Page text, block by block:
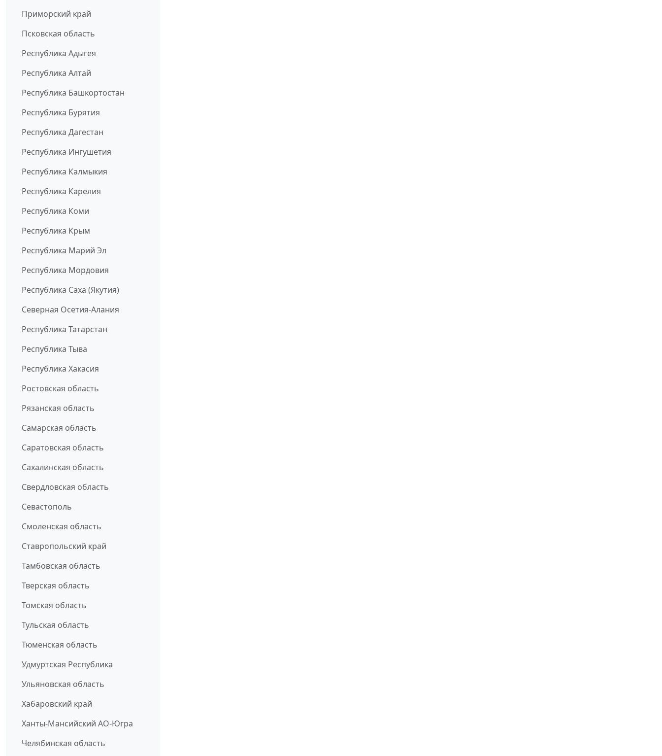
Приморский край
Псковская область
Республика Адыгея
Республика Алтай
Республика Башкортостан
Республика Бурятия
Республика Дагестан
Республика Ингушетия
Республика Калмыкия
Республика Карелия
Республика Коми
Республика Крым
Республика Марий Эл
Республика Мордовия
Республика Саха (Якутия)
Северная Осетия-Алания
Республика Татарстан
Республика Тыва
Республика Хакасия
Ростовская область
Рязанская область
Самарская область
Саратовская область
Сахалинская область
Свердловская область
Севастополь
Смоленская область
Ставропольский край
Тамбовская область
Тверская область
Томская область
Тульская область
Тюменская область
Удмуртская Республика
Ульяновская область
Хабаровский край
Ханты-Мансийский АО-Югра
Челябинская область